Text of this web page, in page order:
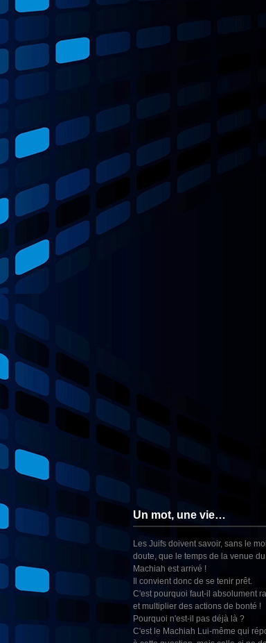
Un mot, une vie…
Les Juifs doivent savoir, sans le
doute, que le temps de la venue du
Machiah est arrivé !
Il convient donc de se tenir prêt.
C'est pourquoi faut-il absolument
et multiplier des actions de bonté !
Pourquoi n'est-il pas déjà là ?
C'est le Machiah Lui-même qui